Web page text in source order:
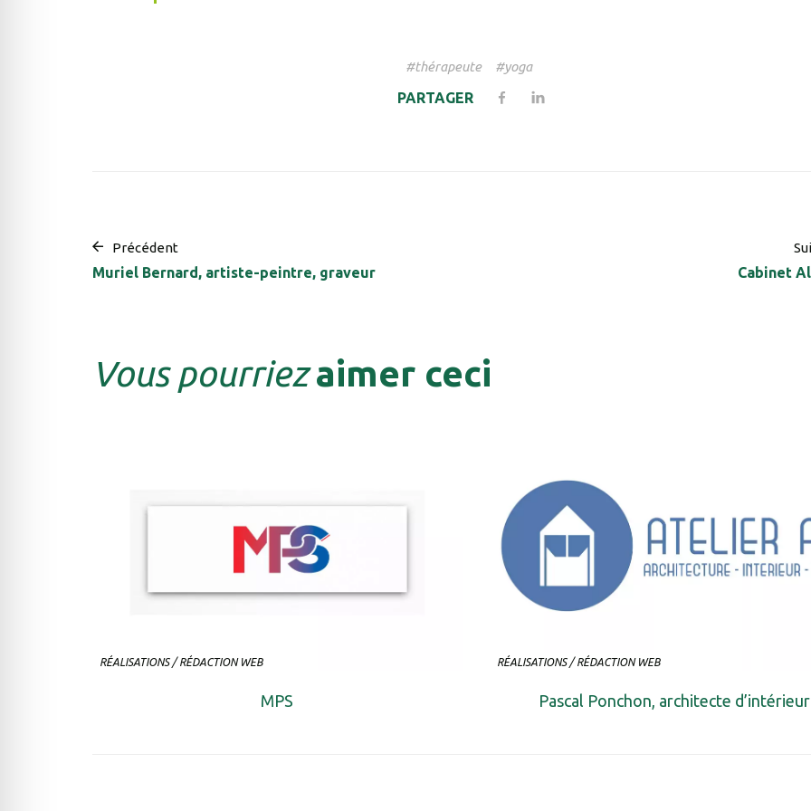
thérapeute yoga
PARTAGER
Précédent
Muriel Bernard, artiste-peintre, graveur Cabinet
Vous pourriezaimer ceci
RÉALISATIONS/ RÉDACTION WEB
MPS
RÉALISATIONS/ RÉDACTION WEB
Pascal Ponchon, architecte d’intérieur